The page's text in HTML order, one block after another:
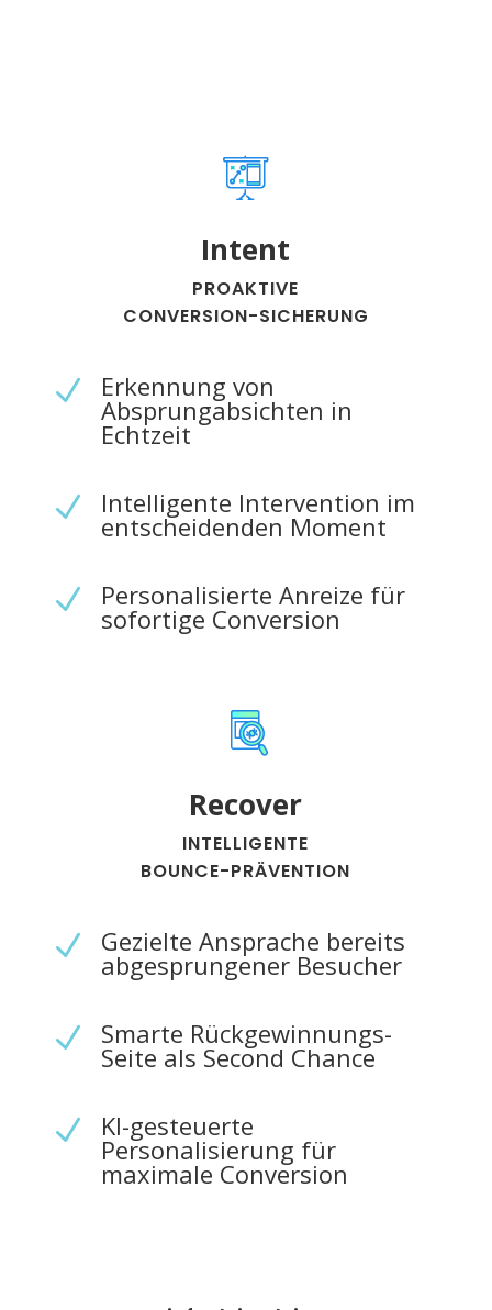
Intent
PROAKTIVE
CONVERSION-SICHERUNG
N Erkennung von
Absprungabsichten in
Echtzeit
N Intelligente Intervention im
entscheidenden Moment
N Personalisierte Anreize für
sofortige Conversion
Recover
INTELLIGENTE
BOUNCE-PRÄVENTION
N Gezielte Ansprache bereits
abgesprungener Besucher
N Smarte Rückgewinnungs-
Seite als Second Chance
N KI-gesteuerte
Personalisierung für
maximale Conversion